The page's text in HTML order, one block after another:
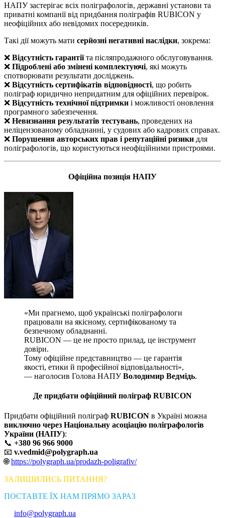
НАПУ застерігає всіх поліграфологів, державні установи та
приватні компанії від придбання поліграфів RUBICON у
неофіційних або невідомих посередників.
Такі дії можуть мати серйозні негативні наслідки, зокрема:
❌ Відсутність гарантіїта післяпродажного обслуговування.
❌ Підроблені або змінені комплектуючі, які можуть
спотворювати результати досліджень.
❌ Відсутність сертифікатів відповідності, що робить
поліграф юридично непридатним для офіційних перевірок.
❌ Відсутність технічної підтримки і можливості оновлення
програмного забезпечення.
❌ Невизнання результатів тестувань, проведених на
неліцензованому обладнанні, у судових або кадрових справах.
❌ Порушення авторських прав і репутаційні ризики для
поліграфологів, що користуються неофіційними пристроями.
Офіційна позиція НАПУ
«Ми прагнемо, щоб українські поліграфологи
працювали на якісному, сертифікованому та
безпечному обладнанні.
RUBICON — це не просто прилад, це інструмент
довіри.
Тому офіційне представництво — це гарантія
якості, етики й професійної відповідальності»,
— наголосив Голова НАПУВолодимир Ведмідь.
Де придбати офіційний поліграф RUBICON
Придбати офіційний поліграф RUBICON в Україні можна
виключно через Національну асоціацію поліграфологів
України (НАПУ):
📞 +380 96 966 9000
📧 v.vedmid@polygraph.ua
🌐https://polygraph.ua/prodazh-poligrafiv/
ЗАЛИШИЛИСЬ ПИТАННЯ?
ПОСТАВТЕ ЇХ НАМ ПРЯМО ЗАРАЗ
info@polygraph.ua